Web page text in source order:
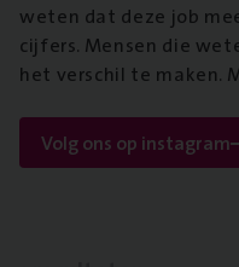
weten dat deze job
cijfers. Mensen die
het verschil te maken.
Volg ons op instagram